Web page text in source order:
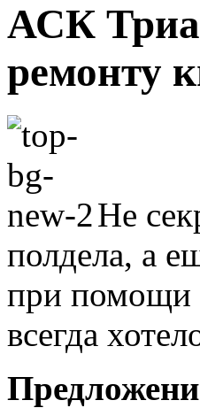
АСК
ремонту
Не
полдела, а
при помощи
всегда